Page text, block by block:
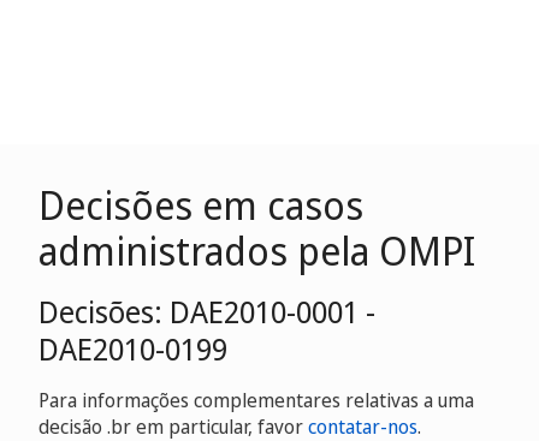
Decisões em casos
administrados pela OMPI
Decisões: DAE2010-0001 -
DAE2010-0199
Para informações complementares relativas a uma
decisão .br em particular, favorcontatar-nos.